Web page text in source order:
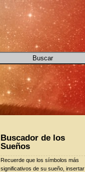
Buscador de los
Sueños
Recuerde que los símbolos más
significativos de su sueño, insertar